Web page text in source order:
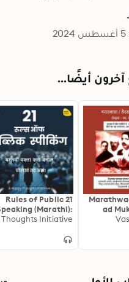
أيضًا...
ad
21 Rules of Public
(Marathi):
Wakta Kase